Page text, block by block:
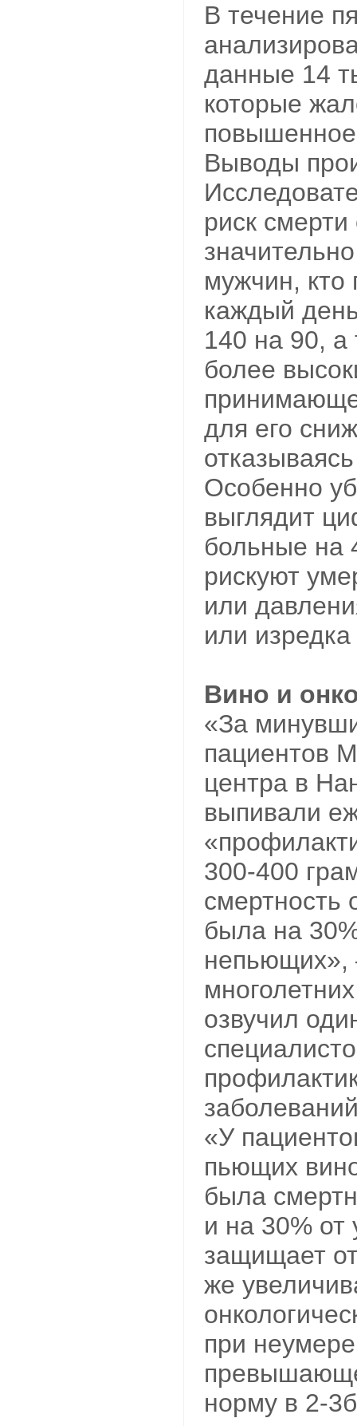
В течение
данные 14
которые
Выводы
риск смерти
мужчин, кто
каждый
140 на 90, а
более
для его
Особенно
выглядит
больные на
рискуют
или
или
Вино и
«За
пациентов
центра в
выпивали
300-400
смертность
была на
непьющих»,
озвучил
«У
пьющих
была
и на 30% от
защищает
же
при
норму в 2-